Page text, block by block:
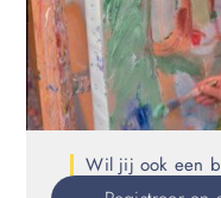
Wil jij ook een